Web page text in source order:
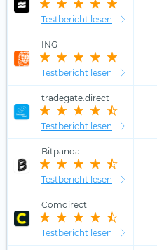
Testbericht lesen
ING
Testbericht lesen
tradegate.direct
Testbericht lesen
Bitpanda
Testbericht lesen
Comdirect
Testbericht lesen